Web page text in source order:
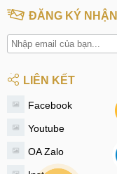
ĐĂNG KÝ
LIÊN KẾT
Facebook
Youtube
OA Zalo